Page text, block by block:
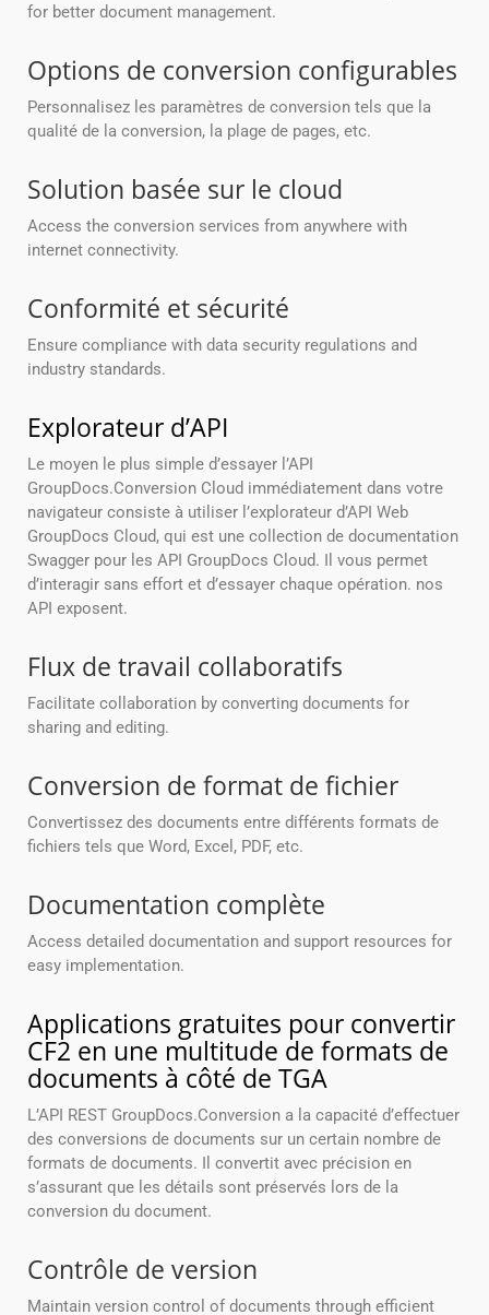
for better document management.
Options de conversion configurables
Personnalisez les paramètres de conversion tels que la
qualité de la conversion, la plage de pages, etc.
Solution basée sur le cloud
Access the conversion services from anywhere with
internet connectivity.
Conformité et sécurité
Ensure compliance with data security regulations and
industry standards.
Explorateur d’API
Le moyen le plus simple d’essayer l’API
GroupDocs.Conversion Cloud immédiatement dans votre
navigateur consiste à utiliser l’explorateur d’API Web
GroupDocs Cloud, qui est une collection de documentation
Swagger pour les API GroupDocs Cloud. Il vous permet
d’interagir sans effort et d’essayer chaque opération. nos
API exposent.
Flux de travail collaboratifs
Facilitate collaboration by converting documents for
sharing and editing.
Conversion de format de fichier
Convertissez des documents entre différents formats de
fichiers tels que Word, Excel, PDF, etc.
Documentation complète
Access detailed documentation and support resources for
easy implementation.
Applications gratuites pour convertir
CF2 en une multitude de formats de
documents à côté de TGA
L’API REST GroupDocs.Conversion a la capacité d’effectuer
des conversions de documents sur un certain nombre de
formats de documents. Il convertit avec précision en
s’assurant que les détails sont préservés lors de la
conversion du document.
Contrôle de version
Maintain version control of documents through efficient